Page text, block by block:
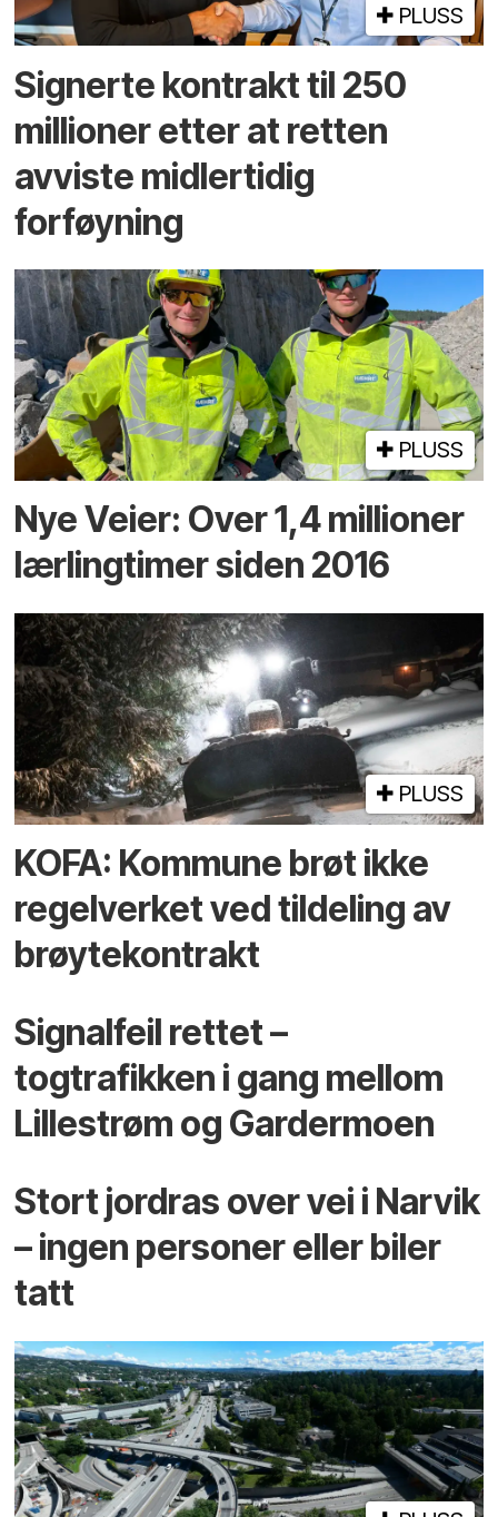
PLUSS
Signerte kontrakt til 250
millioner etter at retten
avviste midlertidig
forføyning
PLUSS
Nye Veier: Over 1,4 millioner
lærlingtimer siden 2016
PLUSS
KOFA: Kommune brøt ikke
regelverket ved tildeling av
brøytekontrakt
Signalfeil rettet –
togtrafikken i gang mellom
Lillestrøm og Gardermoen
Stort jordras over vei i Narvik
– ingen personer eller biler
tatt